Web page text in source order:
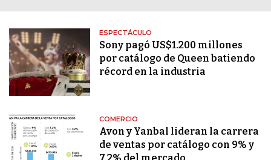
ESPECTÁCULO
Sony pagó US$1.200 millones
por catálogo de Queen batiendo
récord en la industria
COMERCIO
Avon y Yanbal lideran la carrera
de ventas por catálogo con 9% y